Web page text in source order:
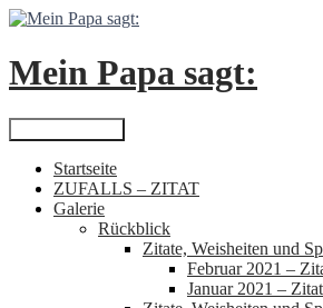
Zum
springen
Mein Papa sagt:
Suchen
Startseite
ZUFALLS – ZITAT
Galerie
Rückblick
Zitate, Weisheiten und
Februar 2021 –
Januar 2021 –